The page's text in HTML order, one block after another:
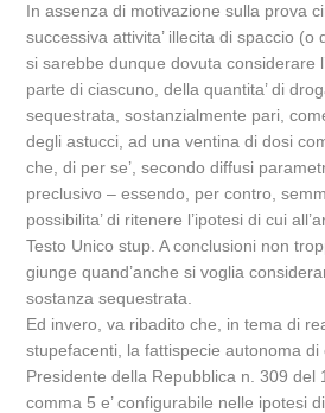
In assenza di motivazione sulla prova
successiva attivita’ illecita di spaccio (o
si sarebbe dunque dovuta considerare
parte di ciascuno, della quantita’ di
sequestrata, sostanzialmente pari,
degli astucci, ad una ventina di dosi
che, di per se’, secondo diffusi
preclusivo – essendo, per contro,
possibilita’ di ritenere l’ipotesi di cui
Testo Unico stup. A conclusioni non
giunge quand’anche si voglia
sostanza sequestrata.
Ed invero, va ribadito che, in tema di
stupefacenti, la fattispecie autonoma di
Presidente della Repubblica n. 309 del
comma 5 e’ configurabile nelle ipotesi